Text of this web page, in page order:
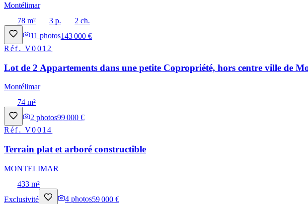
Montélimar
78 m²
3 p.
2 ch.
11 photos143 000 €
Réf.V0012
Lot de 2 Appartements dans une petite Copropriété, hors centre ville de
Montélimar
74 m²
2 photos99 000 €
Réf.V0014
Terrain plat et arboré constructible
MONTELIMAR
433 m²
Exclusivité
4 photos59 000 €